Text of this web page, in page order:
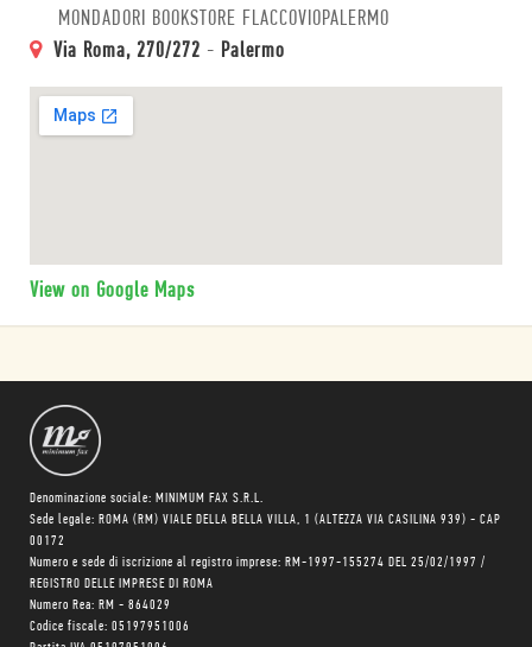
MONDADORI BOOKSTORE FLACCOVIOPALERMO
Via Roma, 270/272 - Palermo
View on Google Maps
Denominazione sociale: MINIMUM FAX S.R.L.
Sede legale: ROMA (RM) VIALE DELLA BELLA VILLA, 1 (ALTEZZA VIA CASILINA 939) - CAP
00172
Numero e sede di iscrizione al registro imprese: RM-1997-155274 DEL 25/02/1997 /
REGISTRO DELLE IMPRESE DI ROMA
Numero Rea: RM - 864029
Codice fiscale: 05197951006